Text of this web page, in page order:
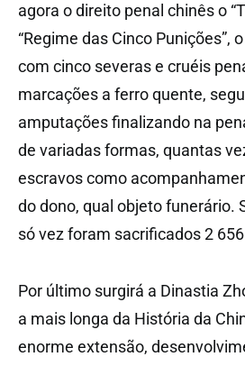
agora o direito penal chinês o
“Regime das Cinco Punições”,
com cinco severas e cruéis
marcações a ferro quente,
amputações finalizando na
de variadas formas, quantas
escravos como
do dono, qual objeto funerário.
só vez foram sacrificados 2
Por último surgirá a Dinastia
a mais longa da História da
enorme extensão,